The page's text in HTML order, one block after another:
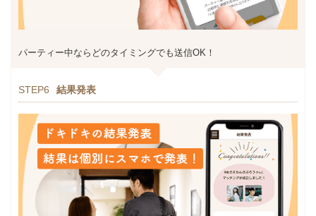
パーティー中ならどのタイミングでも送信OK！
STEP6 結果発表